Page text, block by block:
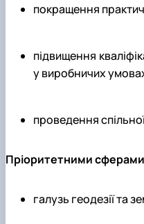
покращення
підвищення
у виробничих
проведення
Пріоритетними сферами
галузь геодезії та